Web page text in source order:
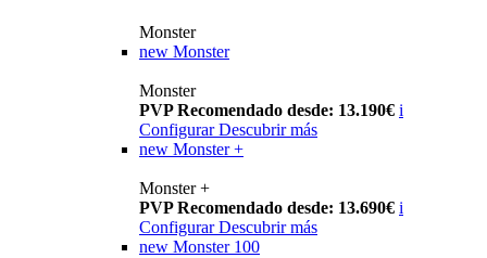
Monster
new Monster
Monster
PVP Recomendado desde: 13.190€ i
Configurar Descubrir más
new Monster +
Monster +
PVP Recomendado desde: 13.690€ i
Configurar Descubrir más
new Monster 100